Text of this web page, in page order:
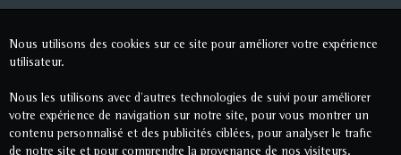
Nous utilisons des cookies sur ce site pour améliorer votre expérience
utilisateur.
Nous les utilisons avec d'autres technologies de suivi pour améliorer
votre expérience de navigation sur notre site, pour vous montrer un
contenu personnalisé et des publicités ciblées, pour analyser le trafic
de notre site et pour comprendre la provenance de nos visiteurs.